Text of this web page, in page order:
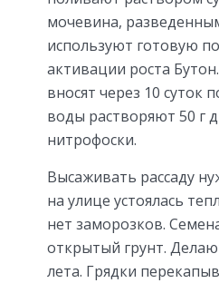
мочевина,
используют готовую
активации роста
вносят через 10 суток
воды растворяют 50 г
нитрофоски.
Высаживать рассаду
на улице устоялась
нет заморозков.
открытый грунт.
лета. Грядки